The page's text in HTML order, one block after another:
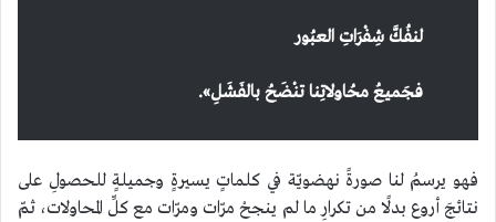
لنفُكَّ شِفْرَاتِ العبُور
فجَميعُ محُاولاتِنا تنْضَحُ بالفَشَلِ».
فهو يرسمُ لنا صورةً نهضويّة في كلماتٍ يسيرةٍ وجميلةٍ للحصولِ على
نتائجَ أروع بدلًا من تكرارِ ما لم ينجحْ مرّات ومرّات مع كلِّ المحاولات، ثمّ